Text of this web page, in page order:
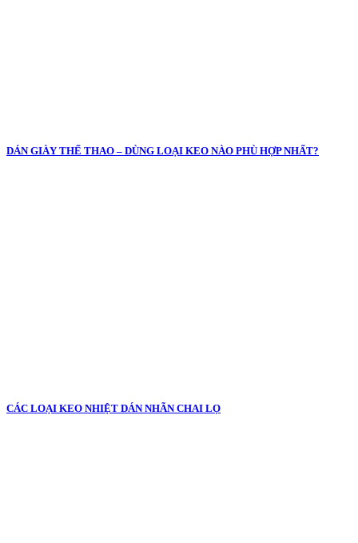
DÁN GIÀY THẾ THAO – DÙNG LOẠI KEO NÀO PHÙ HỢP NHẤT?
CÁC LOẠI KEO NHIỆT DÁN NHÃN CHAI LỌ